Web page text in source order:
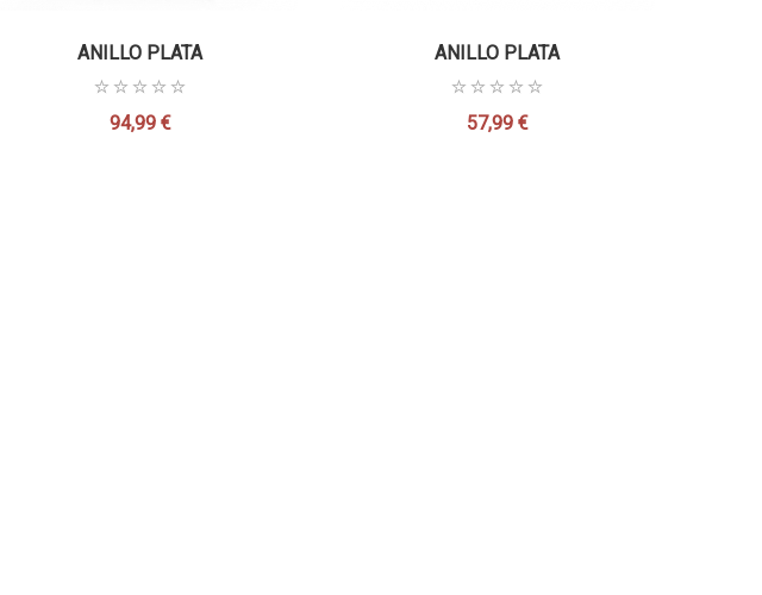
ANILLO PLATA
Precio
94,99 €
ANILLO PLATA
Precio
57,99 €